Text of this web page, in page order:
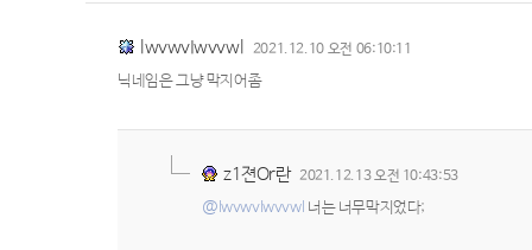
lwvwvIwvvwl 2021.12.10 오전 06:10:11
닉네임은 그냥 막지어좀
z1젼Or란 2021.12.13 오전 10:43:53
@lwvwvIwvvwl 너는 너무막지었다;